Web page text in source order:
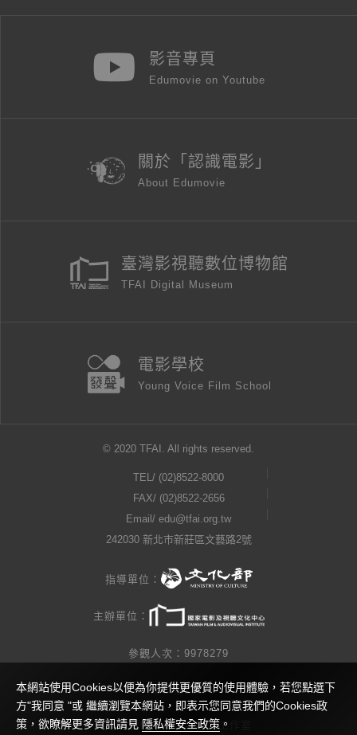
影音專頁
Edumovie on Youtube
關於「認識電影」
About Edumovie
臺灣影視聽數位博物館
TFAI Digital Museum
電影學校
Young Voice Film School
© 2020 TFAI. All rights reserved.
TEL/ (02)8522-8000
FAX/ (02)8522-2656
Email/ edu@tfai.org.tw
242030 新北市新莊區文藝路2號
指導單位：
主辦單位：
參觀人次：9978279
隱私權公告
網站製作 / 瓜口瓜設計工作室
本網站使用Cookies以便為你提供更優質的使用體驗，若您點選下
方"我同意 "或 繼續瀏覽本網站，即表示您同意我們的Cookies政
策，欲瞭解更多資訊請見 隱私權安全政策 。